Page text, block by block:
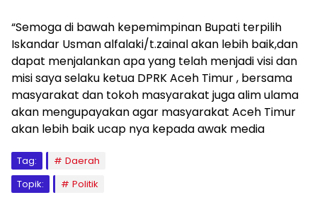
“Semoga di bawah kepemimpinan Bupati terpilih
Iskandar Usman alfalaki/t.zainal akan lebih baik,dan
dapat menjalankan apa yang telah menjadi visi dan
misi saya selaku ketua DPRK Aceh Timur , bersama
masyarakat dan tokoh masyarakat juga alim ulama
akan mengupayakan agar masyarakat Aceh Timur
akan lebih baik ucap nya kepada awak media
Tag:
Daerah
Topik:
Politik